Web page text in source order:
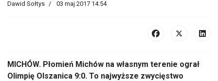
Dawid Sołtys 03 maj 2017 14:54
MICHÓW. Płomień Michów na własnym terenie ograł
Olimpię Olszanica 9:0. To najwyższe zwycięstwo